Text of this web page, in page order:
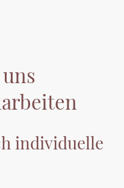
individuelle